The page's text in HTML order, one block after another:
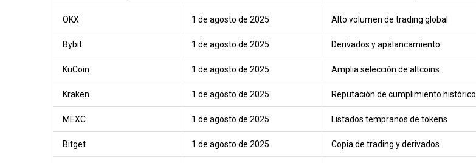
OKX 1 de agosto de 2025 Alto volumen de trading global
Bybit 1 de agosto de 2025 Derivados y apalancamiento
KuCoin 1 de agosto de 2025 Amplia selección de altcoins
Kraken 1 de agosto de 2025 Reputación de cumplimiento histórico
MEXC 1 de agosto de 2025 Listados tempranos de tokens
Bitget 1 de agosto de 2025 Copia de trading y derivados